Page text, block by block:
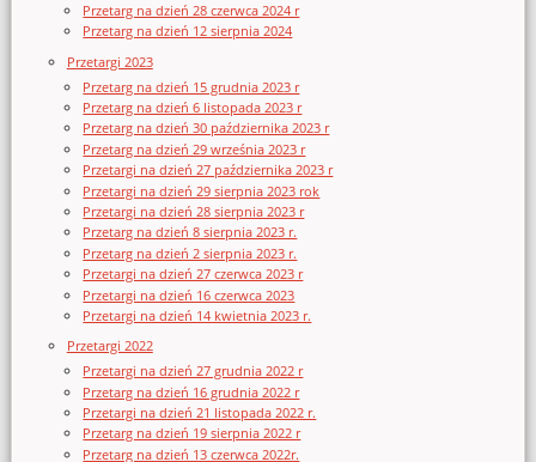
Przetarg na dzień 28 czerwca 2024 r
Przetarg na dzień 12 sierpnia 2024
Przetargi 2023
Przetarg na dzień 15 grudnia 2023 r
Przetarg na dzień 6 listopada 2023 r
Przetarg na dzień 30 października 2023 r
Przetarg na dzień 29 września 2023 r
Przetargi na dzień 27 października 2023 r
Przetargi na dzień 29 sierpnia 2023 rok
Przetargi na dzień 28 sierpnia 2023 r
Przetarg na dzień 8 sierpnia 2023 r.
Przetarg na dzień 2 sierpnia 2023 r.
Przetargi na dzień 27 czerwca 2023 r
Przetargi na dzień 16 czerwca 2023
Przetargi na dzień 14 kwietnia 2023 r.
Przetargi 2022
Przetargi na dzień 27 grudnia 2022 r
Przetarg na dzień 16 grudnia 2022 r
Przetargi na dzień 21 listopada 2022 r.
Przetarg na dzień 19 sierpnia 2022 r
Przetarg na dzień 13 czerwca 2022r.